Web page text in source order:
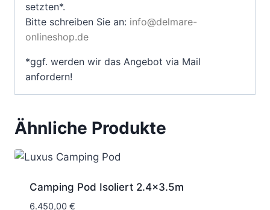
setzten*.
Bitte schreiben Sie an: info@delmare-
onlineshop.de
*ggf. werden wir das Angebot via Mail
anfordern!
Ähnliche Produkte
Camping Pod Isoliert 2.4×3.5m
6.450,00 €